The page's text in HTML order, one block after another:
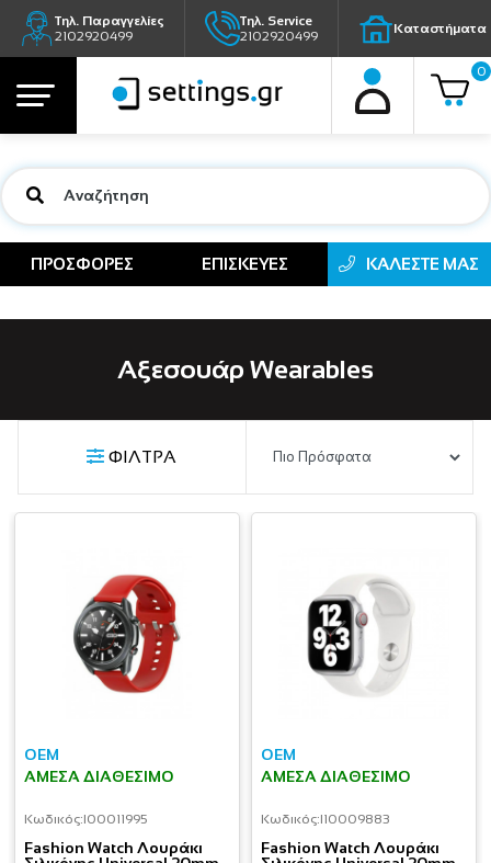
Τηλ. Παραγγελίες
2102920499
Τηλ. Service
2102920499
Καταστήματα
0
ΠΡΟΣΦΟΡΕΣ ΕΠΙΣΚΕΥΕΣ ΚΑΛΕΣΤΕ ΜΑΣ
Αξεσουάρ Wearables
ΦΙΛΤΡΑ
OEM
ΆΜΕΣΑ ΔΙΑΘΈΣΙΜΟ
Κωδικός:I00011995
Fashion Watch Λουράκι
OEM
ΆΜΕΣΑ ΔΙΑΘΈΣΙΜΟ
Κωδικός:I10009883
Fashion Watch Λουράκι